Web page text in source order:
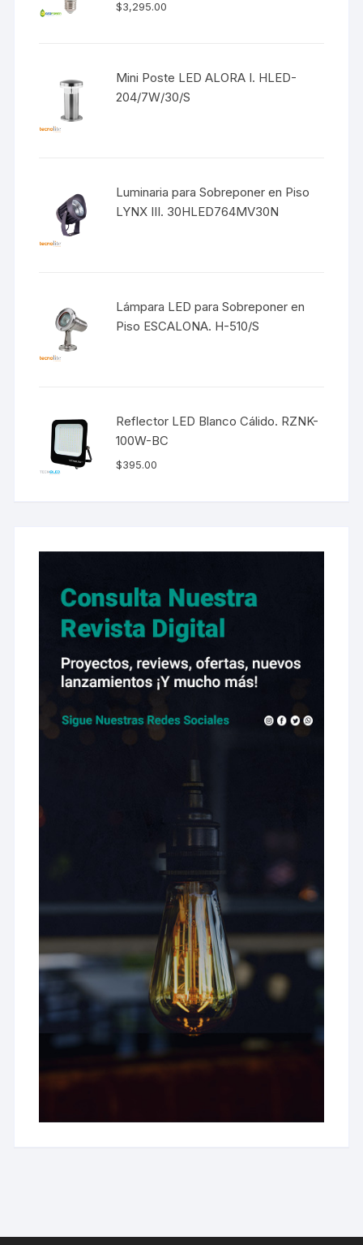
$3,295.00
Mini Poste LED ALORA I. HLED-
204/7W/30/S
Luminaria para Sobreponer en Piso
LYNX III. 30HLED764MV30N
Lámpara LED para Sobreponer en
Piso ESCALONA. H-510/S
Reflector LED Blanco Cálido. RZNK-
100W-BC
$395.00